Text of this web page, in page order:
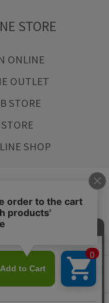
STORE
ONLINE
OUTLET
STORE
SHOP
ーポリシー
ート ご利用ガイド
RESERVED.
れる